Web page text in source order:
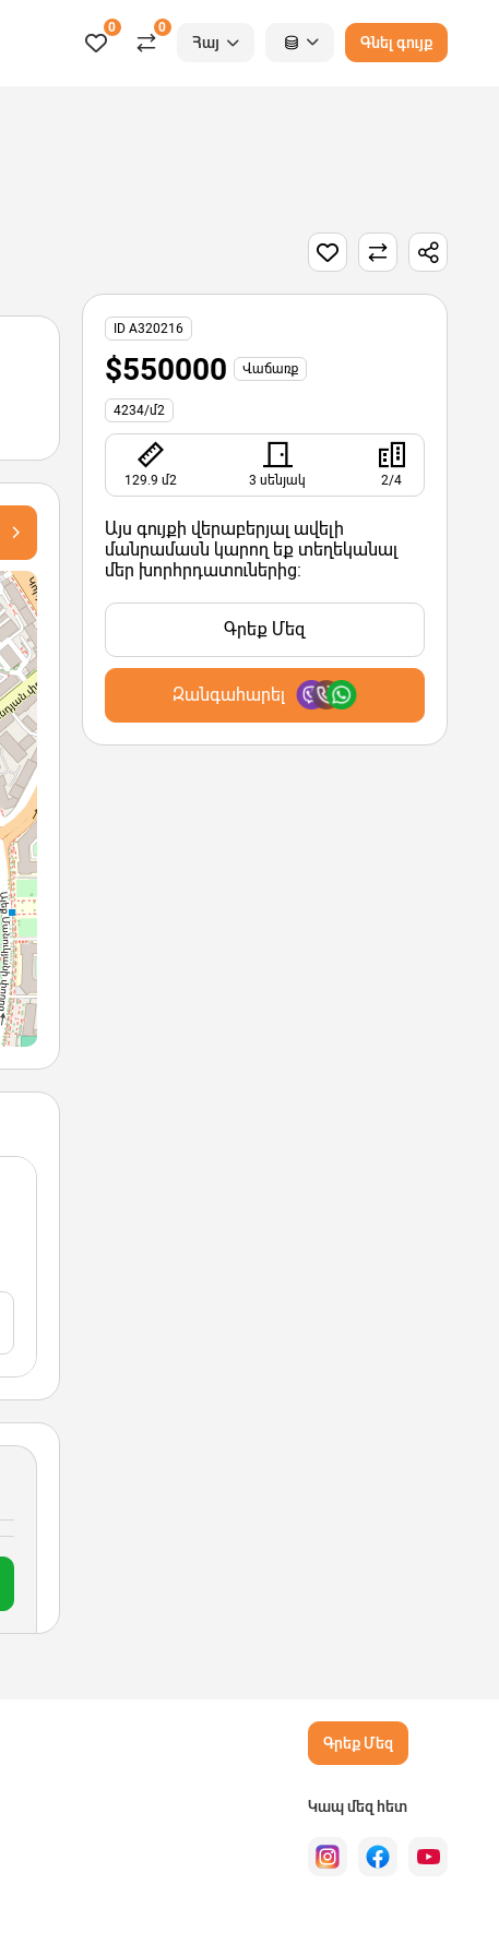
0 0
Հայ Գնել գույք
ID A320216
$550000 Վաճառք
4234/մ2
129.9 մ2 3 սենյակ 2/4
Այս գույքի վերաբերյալ ավելի
մանրամասն կարող եք տեղեկանալ
մեր խորհրդատուներից:
Գրեք Մեզ
Զանգահարել
Գրեք Մեզ
Կապ մեզ հետ